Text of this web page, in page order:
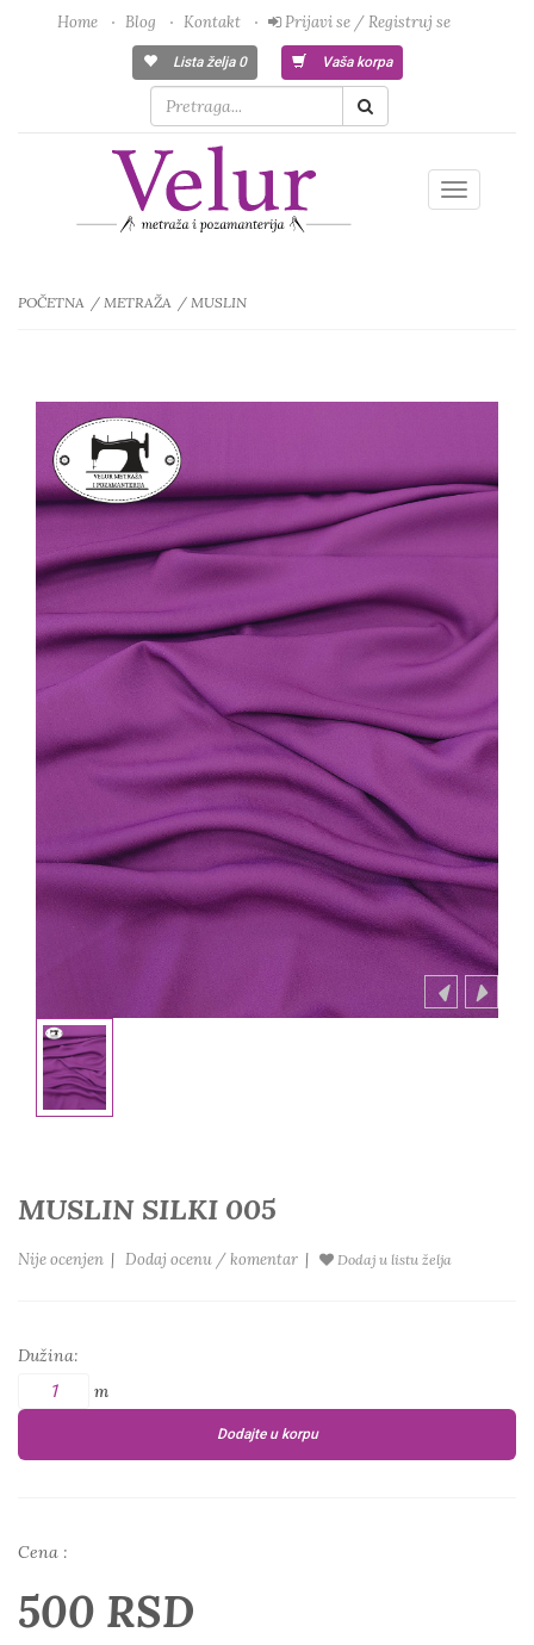
Home Blog Kontakt Prijavi se / Registruj se
Lista želja 0 Vaša korpa
Toggle
POČETNA METRAŽA MUSLIN
MUSLIN SILKI 005
Nije ocenjen | Dodaj ocenu / komentar | Dodaj u listu želja
Dužina:
m
Dodajte u korpu
Cena :
500 RSD